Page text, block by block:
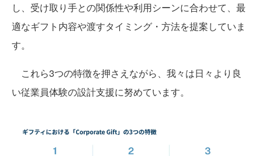
し、受け取り手との関係性や利用シーンに合わせて、最
適なギフト内容や渡すタイミング・方法を提案していま
す。
これら3つの特徴を押さえながら、我々は日々より良
い従業員体験の設計支援に努めています。